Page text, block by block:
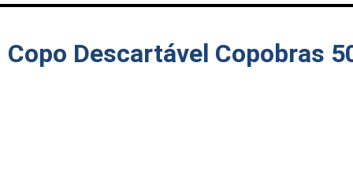
Copo Descartável Copobras